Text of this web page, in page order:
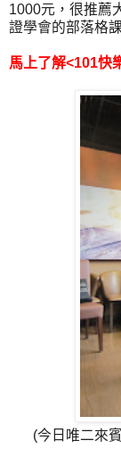
1000元，很推薦
證學會的部落格
馬上了解<101快
(今日唯二來